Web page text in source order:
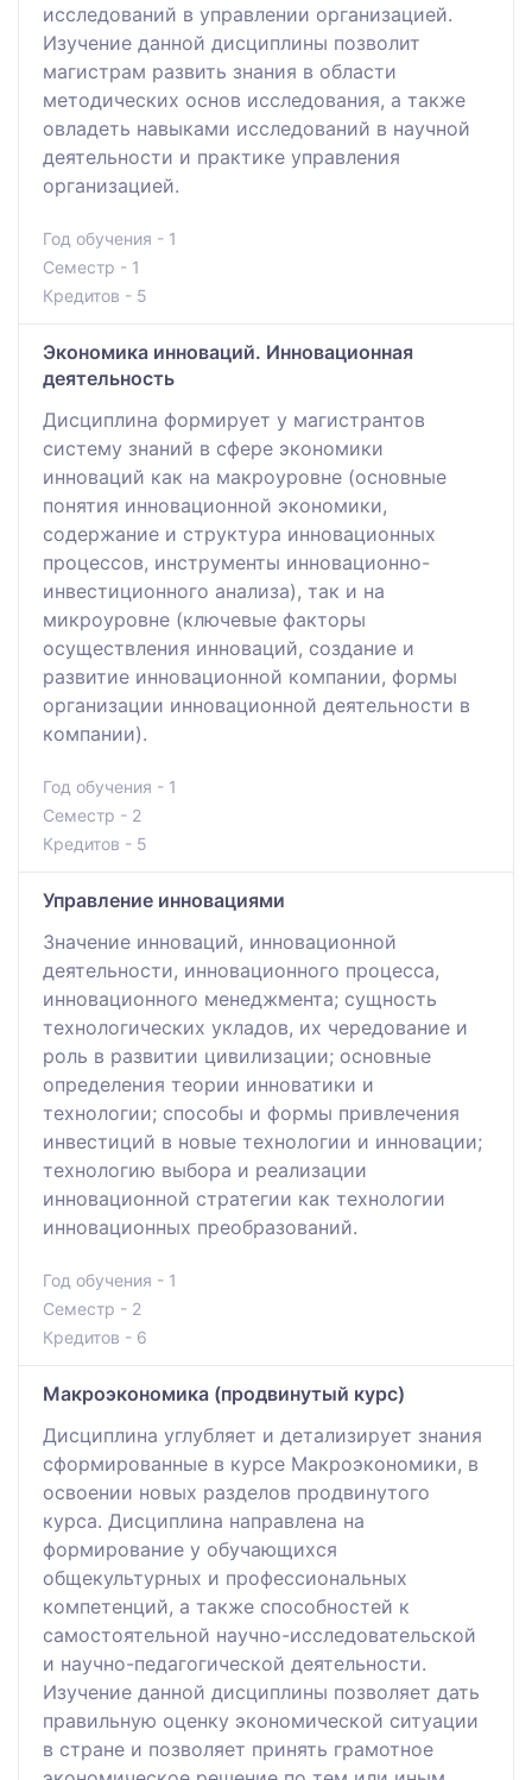
исследований в управлении организацией.
Изучение данной дисциплины позволит
магистрам развить знания в области
методических основ исследования, а также
овладеть навыками исследований в научной
деятельности и практике управления
организацией.
Год обучения - 1
Семестр - 1
Кредитов - 5
Экономика инноваций. Инновационная
деятельность
Дисциплина формирует у магистрантов
систему знаний в сфере экономики
инноваций как на макроуровне (основные
понятия инновационной экономики,
содержание и структура инновационных
процессов, инструменты инновационно-
инвестиционного анализа), так и на
микроуровне (ключевые факторы
осуществления инноваций, создание и
развитие инновационной компании, формы
организации инновационной деятельности в
компании).
Год обучения - 1
Семестр - 2
Кредитов - 5
Управление инновациями
Значение инноваций, инновационной
деятельности, инновационного процесса,
инновационного менеджмента; сущность
технологических укладов, их чередование и
роль в развитии цивилизации; основные
определения теории инноватики и
технологии; способы и формы привлечения
инвестиций в новые технологии и инновации;
технологию выбора и реализации
инновационной стратегии как технологии
инновационных преобразований.
Год обучения - 1
Семестр - 2
Кредитов - 6
Макроэкономика (продвинутый курс)
Дисциплина углубляет и детализирует знания
сформированные в курсе Макроэкономики, в
освоении новых разделов продвинутого
курса. Дисциплина направлена на
формирование у обучающихся
общекультурных и профессиональных
компетенций, а также способностей к
самостоятельной научно-исследовательской
и научно-педагогической деятельности.
Изучение данной дисциплины позволяет дать
правильную оценку экономической ситуации
в стране и позволяет принять грамотное